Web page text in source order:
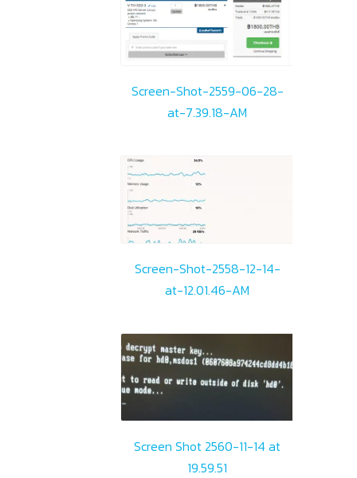
Screen-Shot-2559-06-28-
at-7.39.18-AM
Screen-Shot-2558-12-14-
at-12.01.46-AM
Screen Shot 2560-11-14 at
19.59.51